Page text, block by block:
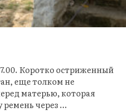
Коротко остриженный
еще толком не
матерью, которая
ремень через ...